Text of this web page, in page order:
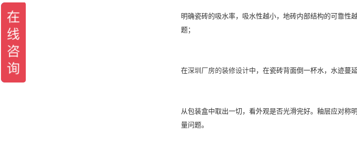
明确瓷砖的吸水率，吸水性越小，地砖内部结构的可靠性
题；
在深圳厂房的装修设计中，在瓷砖背面倒一杯水，水迹蔓
从包装盒中取出一切，看外观是否光滑完好。釉层应对
量问题。